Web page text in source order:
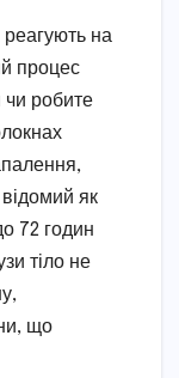
реагують на
процес
чи робите
як
72 годин
тіло не
що